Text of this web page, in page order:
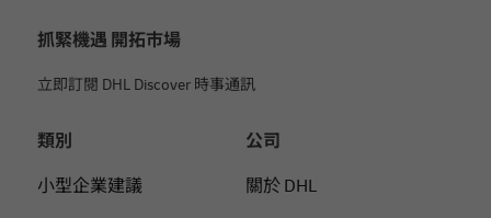
抓緊機遇 開拓市場
立即訂閱 DHL Discover 時事通訊
類別
小型企業建議
公司
關於 DHL